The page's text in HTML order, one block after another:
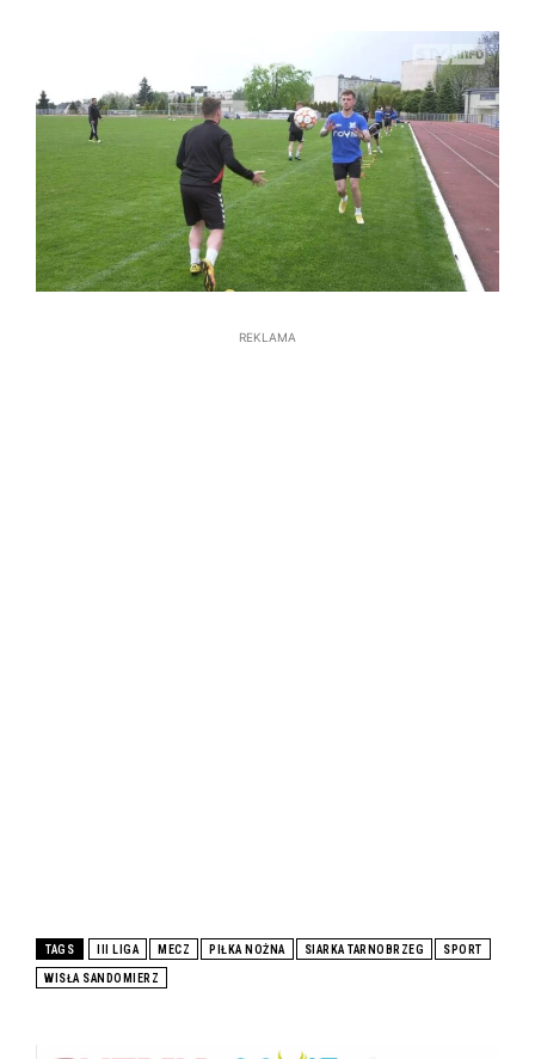
REKLAMA
TAGS III LIGA MECZ PIŁKA NOŻNA SIARKA TARNOBRZEG SPORT
WISŁA SANDOMIERZ